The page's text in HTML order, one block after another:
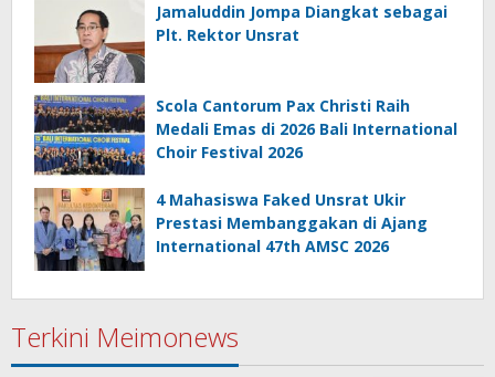
Jamaluddin Jompa Diangkat sebagai
Plt. Rektor Unsrat
Scola Cantorum Pax Christi Raih
Medali Emas di 2026 Bali International
Choir Festival 2026
4 Mahasiswa Faked Unsrat Ukir
Prestasi Membanggakan di Ajang
International 47th AMSC 2026
Terkini Meimonews